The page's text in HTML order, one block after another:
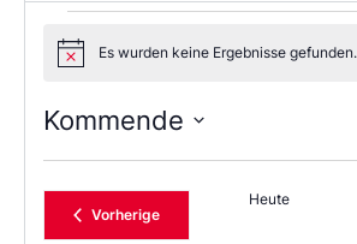
NoticeEs wurden keine Ergebnisse gefunden.
Kommende
Sie
das
Datum
aus.
VorherigeVeranstaltungen
Heute